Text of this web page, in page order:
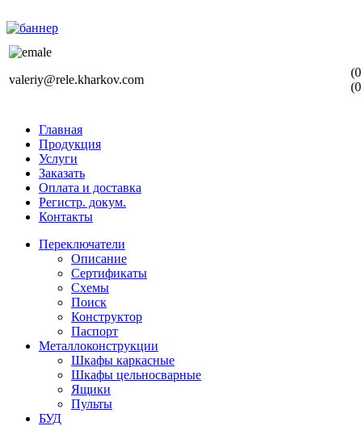
valeriy@rele.kharkov.com
Главная
Продукция
Услуги
Заказать
Оплата и доставка
Регистр. докум.
Контакты
Переключатели
Описание
Сертификаты
Схемы
Поиск
Конструктор
Паспорт
Металлоконструкции
Шкафы каркасные
Шкафы цельносварные
Ящики
Пульты
БУД